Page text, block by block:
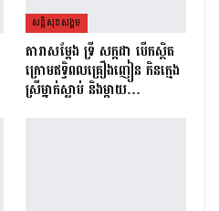
សន្តិសុខសង្គម
តារាសម្ដែង ទ្រី សក្កដា បើកស្ថិត
ក្រោមឥទ្ធិពលគ្រឿងញៀន កិនក្មេង
ស្រីម្នាក់ស្លាប់ និងម្ដាយ…